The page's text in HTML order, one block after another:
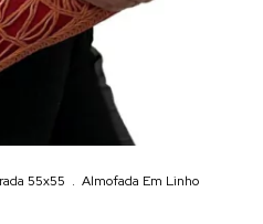
55x55 . Almofada Em Linho